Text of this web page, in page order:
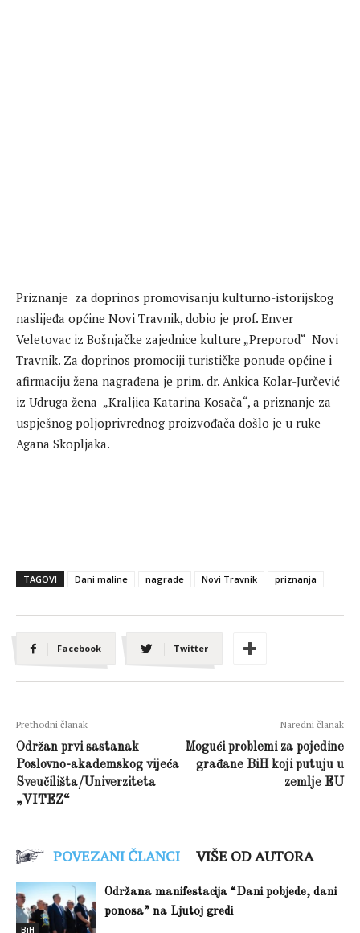
Priznanje za doprinos promovisanju kulturno-istorijskog
naslijeđa općine Novi Travnik, dobio je prof. Enver
Veletovac iz Bošnjačke zajednice kulture „Preporod“ Novi
Travnik. Za doprinos promociji turističke ponude općine i
afirmaciju žena nagrađena je prim. dr. Ankica Kolar-Jurčević
iz Udruga žena „Kraljica Katarina Kosača“, a priznanje za
uspješnog poljoprivrednog proizvođača došlo je u ruke
Agana Skopljaka.
TAGOVI Dani maline nagrade Novi Travnik priznanja
Facebook Twitter
Prethodni članak
Održan prvi sastanak
Poslovno-akademskog vijeća
Sveučilišta/Univerziteta
„VITEZ“
Naredni članak
Mogući problemi za pojedine
građane BiH koji putuju u
zemlje EU
POVEZANI ČLANCI VIŠE OD AUTORA
BiH
Održana manifestacija “Dani pobjede, dani
ponosa” na Ljutoj gredi